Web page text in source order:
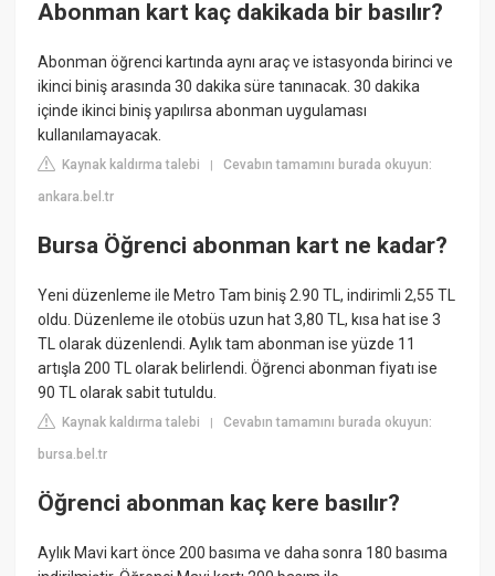
Abonman kart kaç dakikada bir basılır?
Abonman öğrenci kartında aynı araç ve istasyonda birinci ve
ikinci biniş arasında 30 dakika süre tanınacak. 30 dakika
içinde ikinci biniş yapılırsa abonman uygulaması
kullanılamayacak.
Kaynak kaldırma talebi |Cevabın tamamını burada okuyun:
ankara.bel.tr
Bursa Öğrenci abonman kart ne kadar?
Yeni düzenleme ile Metro Tam biniş 2.90 TL, indirimli 2,55 TL
oldu. Düzenleme ile otobüs uzun hat 3,80 TL, kısa hat ise 3
TL olarak düzenlendi. Aylık tam abonman ise yüzde 11
artışla 200 TL olarak belirlendi. Öğrenci abonman fiyatı ise
90 TL olarak sabit tutuldu.
Kaynak kaldırma talebi |Cevabın tamamını burada okuyun:
bursa.bel.tr
Öğrenci abonman kaç kere basılır?
Aylık Mavi kart önce 200 basıma ve daha sonra 180 basıma